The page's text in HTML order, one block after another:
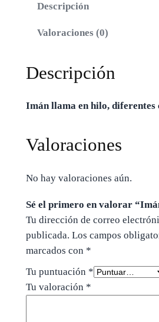
Descripción
Valoraciones (0)
Descripción
Imán llama en hilo, diferentes
Valoraciones
No hay valoraciones aún.
Sé el primero en valorar
Tu dirección de correo
publicada. Los campos
marcados con *
Tu puntuación *
Tu valoración *